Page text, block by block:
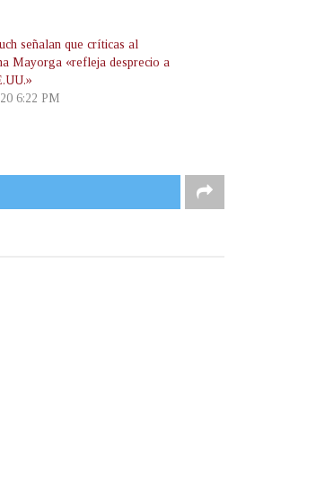
señalan que críticas al
Mayorga «refleja desprecio a
6:22 PM